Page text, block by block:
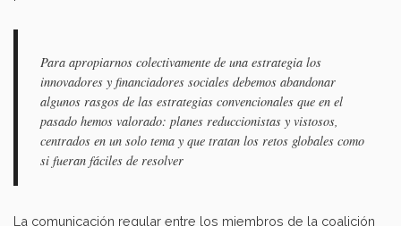
Para apropiarnos colectivamente de una estrategia los
innovadores y financiadores sociales debemos abandonar
algunos rasgos de las estrategias convencionales que en el
pasado hemos valorado: planes reduccionistas y vistosos,
centrados en un solo tema y que tratan los retos globales como
si fueran fáciles de resolver
La comunicación regular entre los miembros de la coalición